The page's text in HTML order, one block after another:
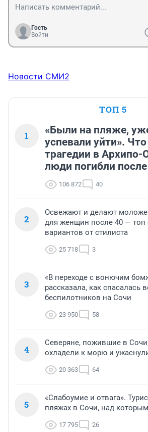
Гость
Войти
Новости СМИ2
ТОП 5
1
«Были на пляже,
успевали уйти».
трагедии в
люди погибли
106 872 40
2
Освежают и делают
для женщин после 40 — топ
вариантов от стилиста
25 718 3
3
«В переходе с вонючим
рассказала, как спасалась
беспилотников на Сочи
23 950 58
4
Северяне, пожившие в
охладели к морю и
20 363 64
5
«Слабоумие и отвага».
пляжах в Сочи, над
17 795 26